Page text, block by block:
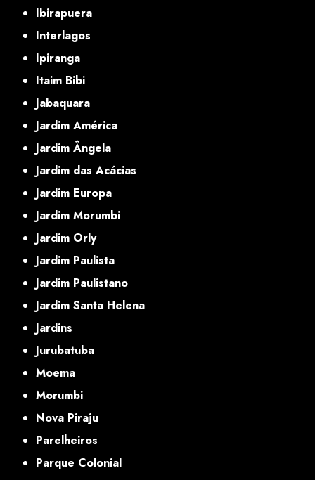
Ibirapuera
Interlagos
Ipiranga
Itaim Bibi
Jabaquara
Jardim América
Jardim Ângela
Jardim das Acácias
Jardim Europa
Jardim Morumbi
Jardim Orly
Jardim Paulista
Jardim Paulistano
Jardim Santa Helena
Jardins
Jurubatuba
Moema
Morumbi
Nova Piraju
Parelheiros
Parque Colonial